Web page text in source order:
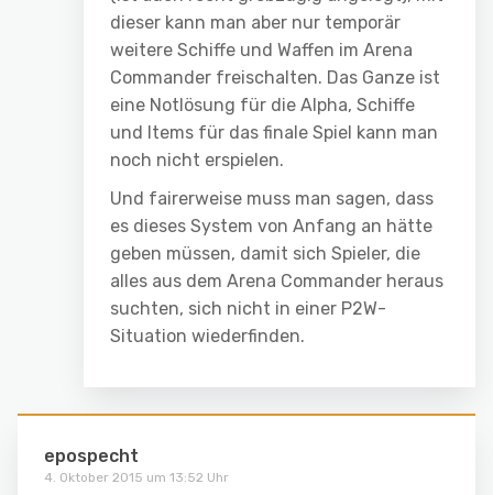
dieser kann man aber nur temporär
weitere Schiffe und Waffen im Arena
Commander freischalten. Das Ganze ist
eine Notlösung für die Alpha, Schiffe
und Items für das finale Spiel kann man
noch nicht erspielen.
Und fairerweise muss man sagen, dass
es dieses System von Anfang an hätte
geben müssen, damit sich Spieler, die
alles aus dem Arena Commander heraus
suchten, sich nicht in einer P2W-
Situation wiederfinden.
epospecht
4. Oktober 2015 um 13:52 Uhr